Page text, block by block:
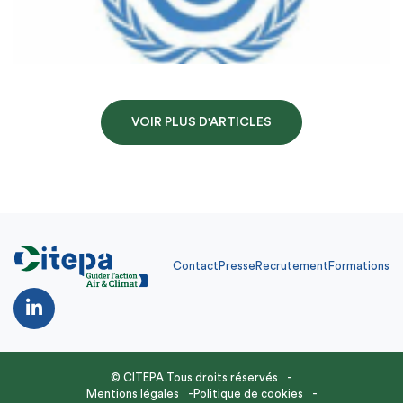
VOIR PLUS D'ARTICLES
Contact Presse Recrutement Formations
© CITEPA Tous droits réservés
Mentions légales
Politique de cookies